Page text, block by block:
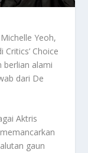
Yeoh,
Critics’ Choice
berlian alami
dari De
Aktris
gaun